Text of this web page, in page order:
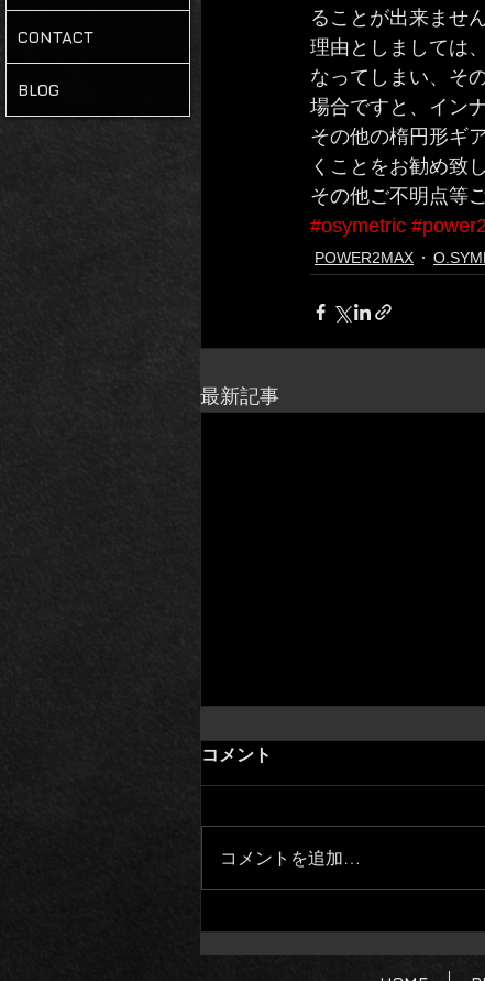
ることが出来ません
理由としましては
なってしまい、そ
場合ですと、イン
その他の楕円形ギ
くことをお勧め致
その他ご不明点等
#osymetric
POWER2MAX
最新記事
したい時は？
コメント
コメントを追加…
CONTACT
BLOG